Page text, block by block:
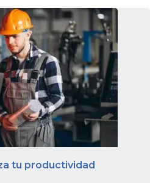
tu productividad